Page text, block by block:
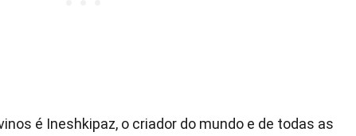
é Ineshkipaz, o criador do mundo e de todas as